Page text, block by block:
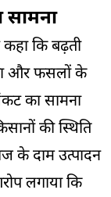
कहा कि बढ़ती
और फसलों के
का सामना
की स्थिति
के दाम उत्पादन
लगाया कि